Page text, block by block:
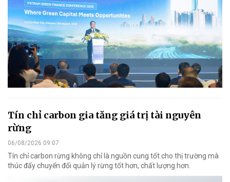
Tín chỉ carbon gia tăng giá trị tài nguyên
rừng
06/08/2026 09:07
Tín chỉ carbon rừng không chỉ là nguồn cung tốt cho thị trường mà
thúc đẩy chuyển đổi quản lý rừng tốt hơn, chất lượng hơn.